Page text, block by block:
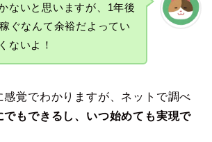
ないと思いますが、1年後
ぐなんて余裕だよってい
ないよ！
感覚でわかりますが、ネットで調べ
でもできるし、いつ始めても実現で